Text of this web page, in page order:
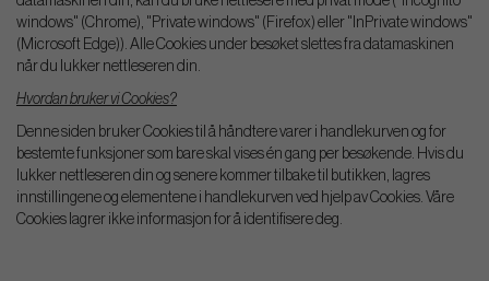
windows" (Chrome), "Private windows" (Firefox) eller "InPrivate windows"
(Microsoft Edge)). Alle Cookies under besøket slettes fra datamaskinen
når du lukker nettleseren din.
Hvordan bruker vi Cookies?
Denne siden bruker Cookies til å håndtere varer i handlekurven og for
bestemte funksjoner som bare skal vises én gang per besøkende. Hvis du
lukker nettleseren din og senere kommer tilbake til butikken, lagres
innstillingene og elementene i handlekurven ved hjelp av Cookies. Våre
Cookies lagrer ikke informasjon for å identifisere deg.